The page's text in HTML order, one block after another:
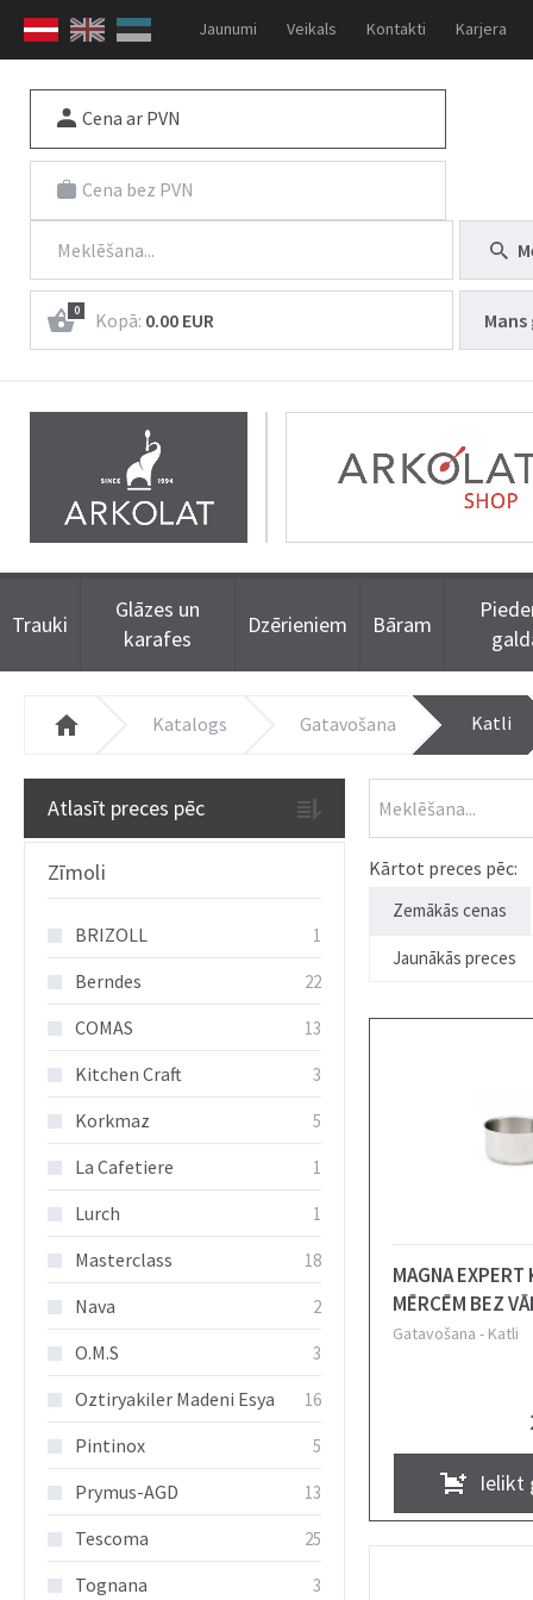
Jaunumi Veikals Kontakti Karjera
Cena ar PVN
Cena bez PVN
0 Kopā: 0.00 EUR
Trauki
Glāzes un
karafes
Dzērieniem Bāram
Katalogs Gatavošana Katli
Atlasīt preces pēc
Zīmoli
BRIZOLL 1
Berndes 22
COMAS 13
Kitchen Craft 3
Korkmaz 5
La Cafetiere 1
Lurch 1
Masterclass 18
Nava 2
O.M.S 3
Oztiryakiler Madeni Esya 16
Pintinox 5
Prymus-AGD 13
Tescoma 25
Tognana 3
Kārtot preces pēc:
Zemākās cenas
Jaunākās preces
MAGNA EXPERT
MĒRCĒM BEZ
H8CM, 2L, N/T,
Gatavošana - Katli
Ielikt